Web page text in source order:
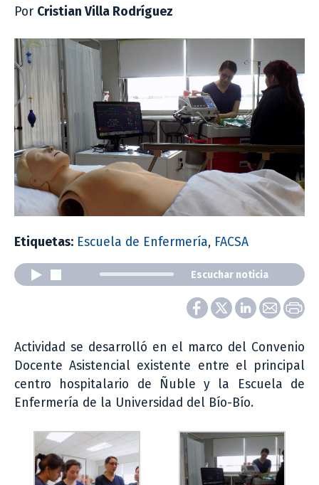
Por Cristian Villa Rodríguez
Etiquetas: Escuela de Enfermería, FACSA
Escuchar noticia
Actividad se desarrolló en el marco del Convenio
Docente Asistencial existente entre el principal
centro hospitalario de Ñuble y la Escuela de
Enfermería de la Universidad del Bío-Bío.